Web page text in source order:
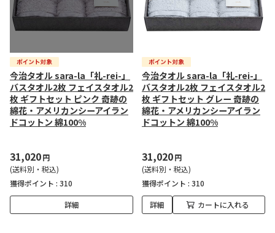
今治タオル sara-la「礼-rei-」
バスタオル2枚 フェイスタオル2
枚 ギフトセット ピンク 奇跡の
綿花・アメリカンシーアイラン
ドコットン 綿100%
31,020円
(送料別・税込)
獲得ポイント : 310
詳細
今治タオル sara-la「礼-rei-」
バスタオル2枚 フェイスタオル2
枚 ギフトセット グレー 奇跡の
綿花・アメリカンシーアイラン
ドコットン 綿100%
31,020円
(送料別・税込)
獲得ポイント : 310
詳細 カートに入れる